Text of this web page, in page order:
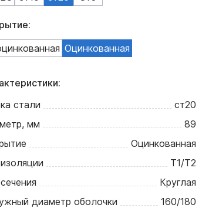
Оцинкованная
стали
ст20
мм
89
Оцинкованная
Т1/Т2
Круглая
диаметр оболочки
160/180